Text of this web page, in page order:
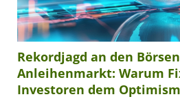
Rekordjagd an den
Anleihenmarkt: Warum
Investoren dem